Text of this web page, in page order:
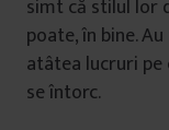
simt că stilul lor
poate, în bine.
atâtea lucruri pe
se întorc.